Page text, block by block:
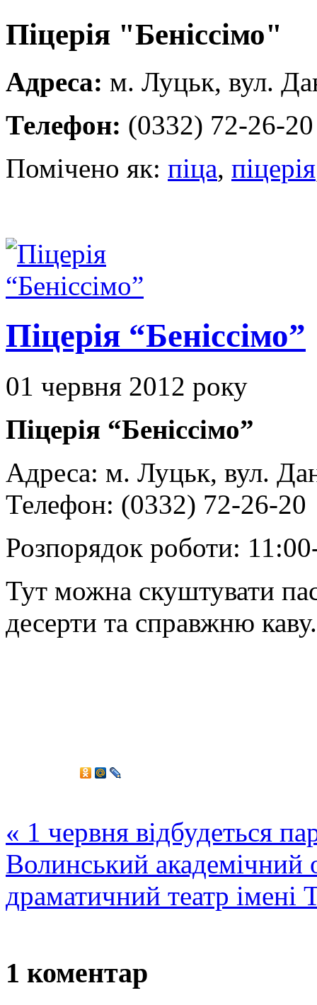
Піцерія "Беніссімо"
Адреса: м. Луцьк, вул.
Телефон: (0332) 72-26-20
Помічено як: піца, піцерія
Піцерія “Беніссімо”
01 червня 2012 року
Піцерія “Беніссімо”
Адреса: м. Луцьк, вул.
Телефон: (0332) 72-26-20
Розпорядок роботи:
Тут можна скуштувати
десерти та справжню каву.
« 1 червня відбудеться
Волинський академічний
драматичний театр
1 коментар